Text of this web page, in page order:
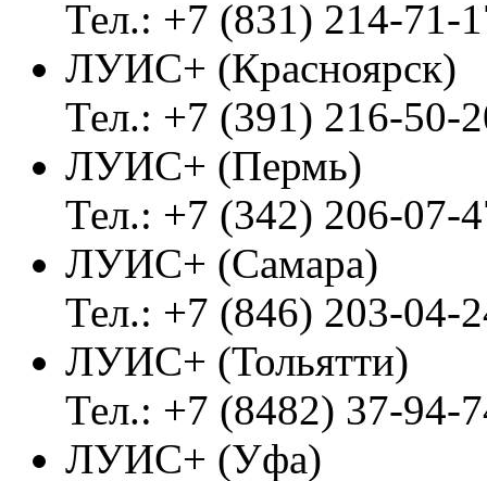
Тел.: +7 (831) 214-71-
ЛУИС+ (Красноярск)
Тел.: +7 (391) 216-50-
ЛУИС+ (Пермь)
Тел.: +7 (342) 206-07-
ЛУИС+ (Самара)
Тел.: +7 (846) 203-04-
ЛУИС+ (Тольятти)
Тел.: +7 (8482) 37-94-
ЛУИС+ (Уфа)